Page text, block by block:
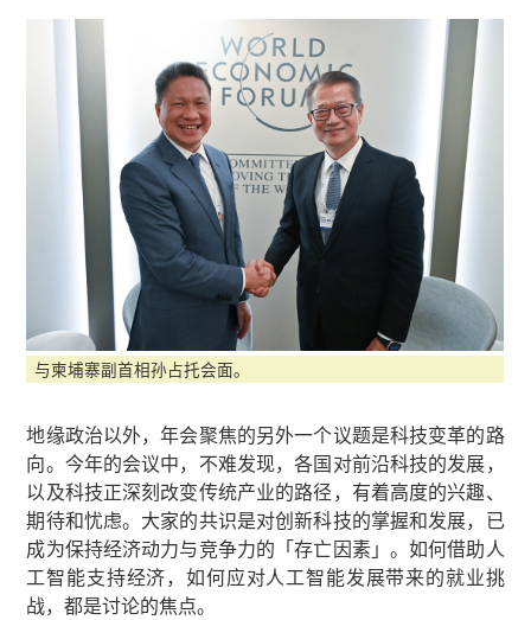
与柬埔寨副首相孙占托会面。
地缘政治以外，年会聚焦的另外一个议题是科技变革的路
向。今年的会议中，不难发现，各国对前沿科技的发展，
以及科技正深刻改变传统产业的路径，有着高度的兴趣、
期待和忧虑。大家的共识是对创新科技的掌握和发展，已
成为保持经济动力与竞争力的「存亡因素」。如何借助人
工智能支持经济，如何应对人工智能发展带来的就业挑
战，都是讨论的焦点。